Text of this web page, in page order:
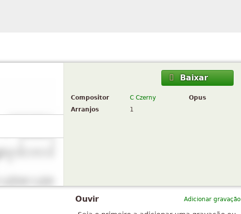
Baixar
Compositor C Czerny Opus
Arranjos
1
Adicionar gravação
Ouvir